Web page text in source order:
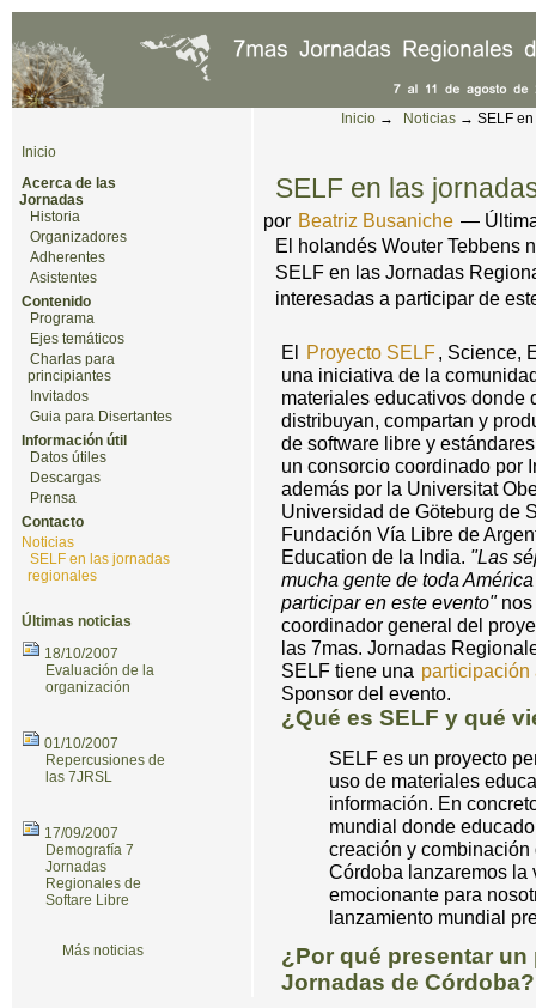
Cambiar a contenido.|Saltar a navegación
Herramientas Personales
Inicio → Noticias → SELF
SELF en las
por Beatriz Busaniche —
El holandés Wouter Tebbens
SELF en las Jornadas
interesadas a participar de
El Proyecto SELF, Science,
una iniciativa de la
materiales educativos donde
distribuyan, compartan y
de software libre y
un consorcio coordinado por
además por la Universitat
Universidad de Göteburg de
Fundación Vía Libre de
Education de la India. "Las
mucha gente de toda
participar en este evento"nos
coordinador general del
las 7mas. Jornadas
SELF tiene una participación
Sponsor del evento.
¿Qué es SELF y qué
SELF es un proyecto
uso de materiales
información. En
mundial donde
creación y
Córdoba lanzaremos la
emocionante para
lanzamiento mundial
¿Por qué presentar
Jornadas de Córdoba?
Inicio
Acerca de las
Jornadas
Historia
Organizadores
Adherentes
Asistentes
Contenido
Programa
Ejes temáticos
Charlas para
principiantes
Invitados
Guia para Disertantes
Información útil
Datos útiles
Descargas
Prensa
Contacto
Noticias
SELF en las jornadas
regionales
Últimas noticias
18/10/2007
Evaluación de la
organización
01/10/2007
Repercusiones de
las 7JRSL
17/09/2007
Demografía 7
Jornadas
Regionales de
Softare Libre
Más noticias